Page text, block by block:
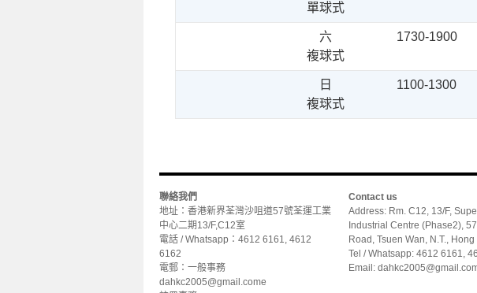
單球式
六
複球式
1730-1900
日
複球式
1100-1300
聯絡我們
地址：香港新界荃灣沙咀道57號荃運工業
中心二期13/F,C12室
電話 / Whatsapp：4612 6161, 4612
6162
電郵：一般事務
dahkc2005@gmail.come
Contact us
Address: Rm. C12, 13/F,
Industrial Centre (Phase2),
Road, Tsuen Wan, N.T., Hong
Tel / Whatsapp: 4612 6161,
Email: